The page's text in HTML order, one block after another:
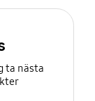
ta nästa